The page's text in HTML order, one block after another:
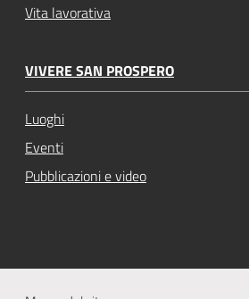
Vita lavorativa
VIVERE SAN PROSPERO
Luoghi
Eventi
Pubblicazioni e video